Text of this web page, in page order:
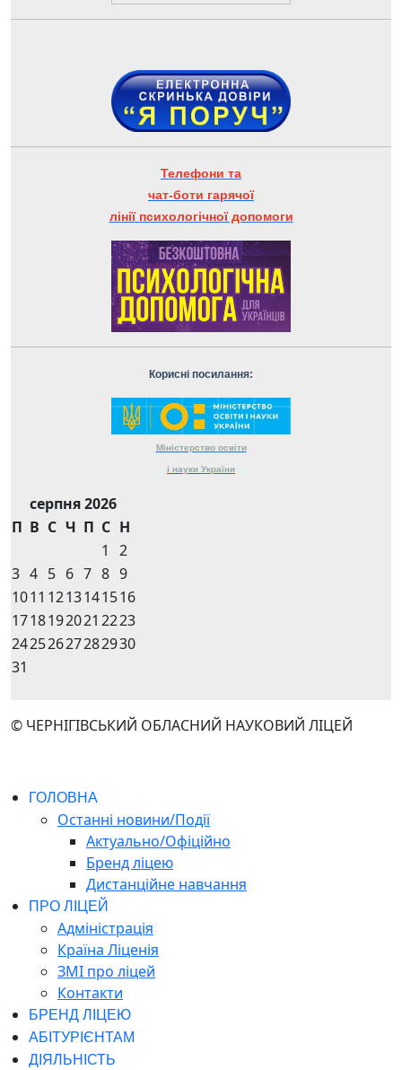
Телефони та
чат-боти гарячої
лінії психологічної допомоги
Корисні посилання:
Міністерство освіти
і науки України
серпня 2026
П В С Ч П С Н
1
2
3 4 5 6 7 8 9
1011 1213141516
1718192021 2223
24252627282930
31
© ЧЕРНІГІВСЬКИЙ ОБЛАСНИЙ НАУКОВИЙ ЛІЦЕЙ
ГОЛОВНА
Останні новини/Події
Актуально/Офіційно
Бренд ліцею
Дистанційне навчання
ПРО ЛІЦЕЙ
Адміністрація
Країна Ліценія
ЗМІ про ліцей
Контакти
БРЕНД ЛІЦЕЮ
АБІТУРІЄНТАМ
ДІЯЛЬНІСТЬ